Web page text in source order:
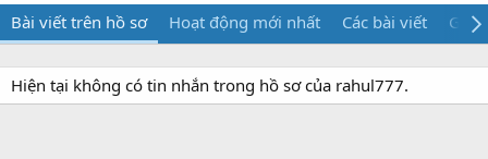
Bài viết trên hồ sơ Hoạt động mới nhất Các bài viết Giới
Hiện tại không có tin nhắn trong hồ sơ của rahul777.